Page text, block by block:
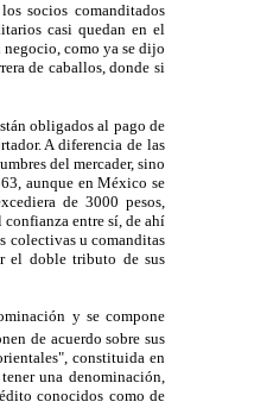
socios comanditados
casi quedan en el
negocio, como ya se dijo
de caballos, donde si
obligados al pago de
A diferencia de las
del mercader, sino
aunque en México se
de 3000 pesos,
entre sí, de ahí
colectivas u comanditas
el doble tributo de sus
y se compone
de acuerdo sobre sus
constituida en
una denominación,
conocidos como de